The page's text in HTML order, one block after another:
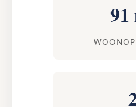
91